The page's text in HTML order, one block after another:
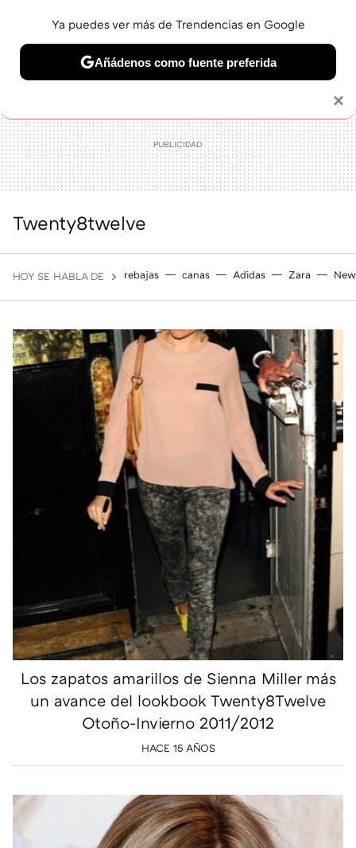
BELLEZA SHOPPING VIAJES GASTRO SNEAKERS
Twenty8twelve
HOY SE HABLA DE rebajas canas Adidas Zara
Los zapatos amarillos de Sienna Miller más
un avance del lookbook Twenty8Twelve
Otoño-Invierno 2011/2012
HACE 15 AÑOS
×
Ya puedes ver más de Trendencias en Google
Añádenos como fuente preferida